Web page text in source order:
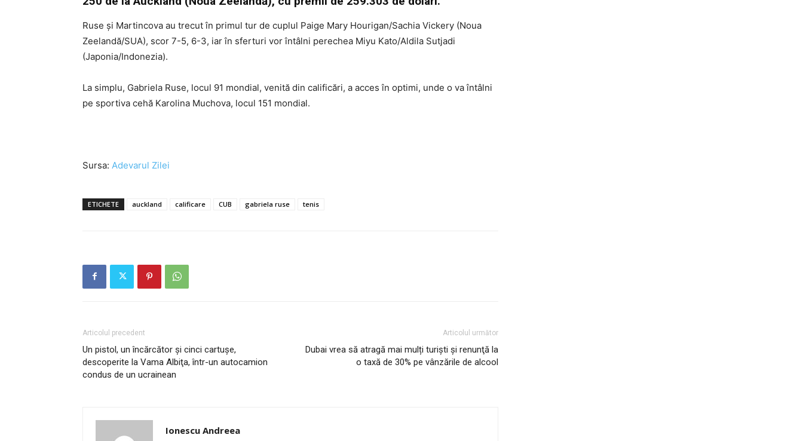
Ruse şi Martincova au trecut în primul tur de cuplul Paige Mary Hourigan/Sachia Vickery (Noua
Zeelandă/SUA), scor 7-5, 6-3, iar în sferturi vor întâlni perechea Miyu Kato/Aldila Sutjadi
(Japonia/Indonezia).
La simplu, Gabriela Ruse, locul 91 mondial, venită din calificări, a acces în optimi, unde o va întâlni
pe sportiva cehă Karolina Muchova, locul 151 mondial.
Sursa: Adevarul Zilei
ETICHETE auckland calificare CUB gabriela ruse tenis
Articolul precedent
Un pistol, un încărcător şi cinci cartuşe,
descoperite la Vama Albiţa, într-un autocamion
condus de un ucrainean
Articolul următor
Dubai vrea să atragă mai mulți turiști și renunţă la
o taxă de 30% pe vânzările de alcool
Ionescu Andreea